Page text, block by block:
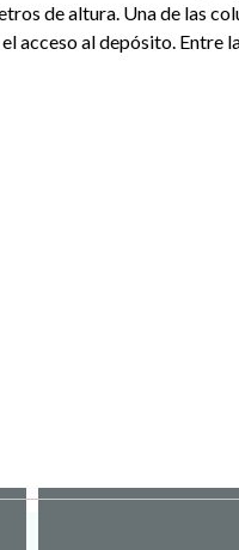
de altura. Una de las
acceso al depósito. Entre